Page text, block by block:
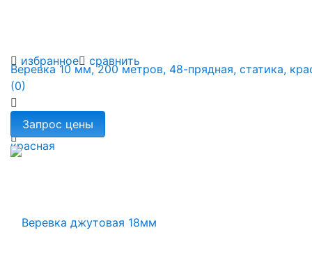
избранное сравнить
Веревка 10 мм, 200 метров, 48-прядная, статика,
(0)